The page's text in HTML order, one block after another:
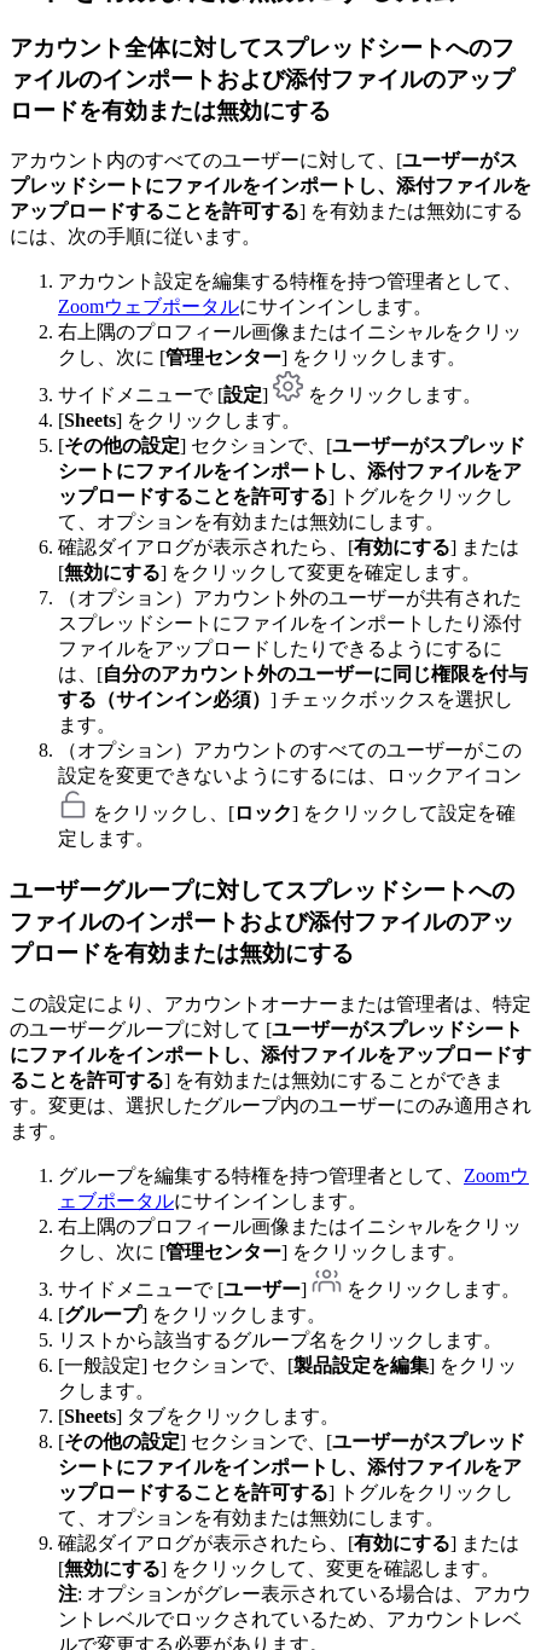
アカウント全体に対してスプレッドシートへのフ
ァイルのインポートおよび添付ファイルのアップ
ロードを有効または無効にする
アカウント内のすべてのユーザーに対して、[ユーザーがス
プレッドシートにファイルをインポートし、添付ファイルを
アップロードすることを許可する] を有効または無効にする
には、次の手順に従います。
アカウント設定を編集する特権を持つ管理者として、
Zoomウェブポータルにサインインします。
右上隅のプロフィール画像またはイニシャルをクリッ
クし、次に [管理センター] をクリックします。
サイドメニューで [設定]
をクリックします。
[Sheets] をクリックします。
[その他の設定] セクションで、[ユーザーがスプレッド
シートにファイルをインポートし、添付ファイルをア
ップロードすることを許可する] トグルをクリックし
て、オプションを有効または無効にします。
確認ダイアログが表示されたら、[有効にする] または
[無効にする] をクリックして変更を確定します。
（オプション）アカウント外のユーザーが共有された
スプレッドシートにファイルをインポートしたり添付
ファイルをアップロードしたりできるようにするに
は、[自分のアカウント外のユーザーに同じ権限を付与
する（サインイン必須） ] チェックボックスを選択し
ます。
（オプション）アカウントのすべてのユーザーがこの
設定を変更できないようにするには、ロックアイコン
をクリックし、[ロック] をクリックして設定を確
定します。
ユーザーグループに対してスプレッドシートへの
ファイルのインポートおよび添付ファイルのアッ
プロードを有効または無効にする
この設定により、アカウントオーナーまたは管理者は、特定
のユーザーグループに対して [ユーザーがスプレッドシート
にファイルをインポートし、添付ファイルをアップロードす
ることを許可する] を有効または無効にすることができま
す。変更は、選択したグループ内のユーザーにのみ適用され
ます。
グループを編集する特権を持つ管理者として、 Zoomウ
ェブポータルにサインインします。
右上隅のプロフィール画像またはイニシャルをクリッ
クし、次に [管理センター] をクリックします。
サイドメニューで [ユーザー]
をクリックします。
[グループ] をクリックします。
リストから該当するグループ名をクリックします。
[一般設定] セクションで、[製品設定を編集] をクリッ
クします。
[Sheets] タブをクリックします。
[その他の設定] セクションで、[ユーザーがスプレッド
シートにファイルをインポートし、添付ファイルをア
ップロードすることを許可する] トグルをクリックし
て、オプションを有効または無効にします。
確認ダイアログが表示されたら、[有効にする] または
[無効にする] をクリックして、変更を確認します。
注: オプションがグレー表示されている場合は、アカウ
ントレベルでロックされているため、アカウントレベ
ルで変更する必要があります。